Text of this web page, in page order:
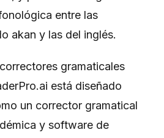
entre las
akan y las del inglés.
gramaticales
está diseñado
un corrector gramatical
y software de